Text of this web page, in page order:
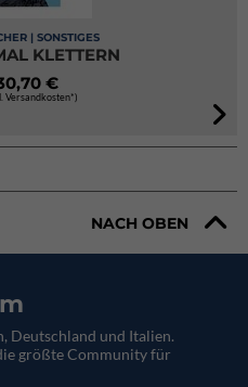
| SONSTIGES
KLETTERN
€
Versandkosten*)
NACH OBEN
Deutschland und Italien.
größte Community für